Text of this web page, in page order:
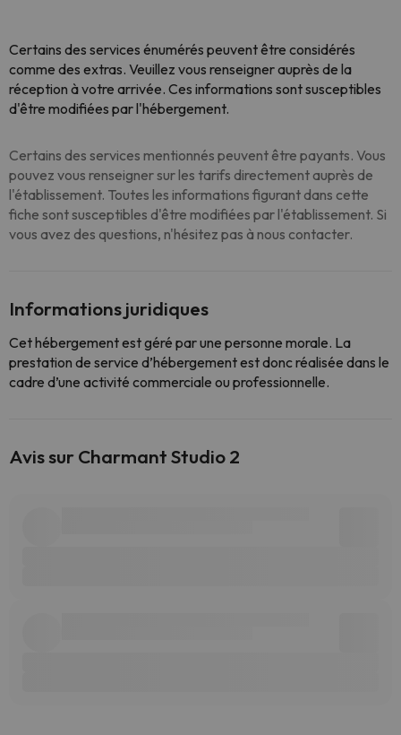
Certains des services énumérés peuvent être considérés
comme des extras. Veuillez vous renseigner auprès de la
réception à votre arrivée. Ces informations sont susceptibles
d'être modifiées par l'hébergement.
Certains des services mentionnés peuvent être payants. Vous
pouvez vous renseigner sur les tarifs directement auprès de
l'établissement. Toutes les informations figurant dans cette
fiche sont susceptibles d'être modifiées par l'établissement. Si
vous avez des questions, n'hésitez pas à nous contacter.
Informations juridiques
Cet hébergement est géré par une personne morale. La
prestation de service d’hébergement est donc réalisée dans le
cadre d’une activité commerciale ou professionnelle.
Avis sur Charmant Studio 2